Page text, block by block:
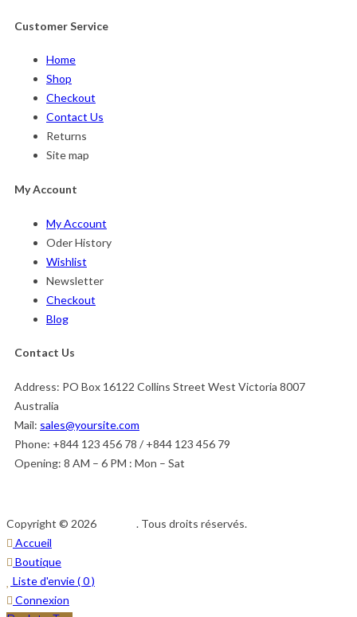
Customer Service
Home
Shop
Checkout
Contact Us
Returns
Site map
My Account
My Account
Oder History
Wishlist
Newsletter
Checkout
Blog
Contact Us
Address: PO Box 16122 Collins Street West Victoria 8007
Australia
Mail: sales@yoursite.com
Phone: +844 123 456 78 / +844 123 456 79
Opening: 8 AM – 6 PM : Mon – Sat
Copyright © 2026
. Tous droits réservés.
Accueil
Boutique
Liste d'envie (0)
Connexion